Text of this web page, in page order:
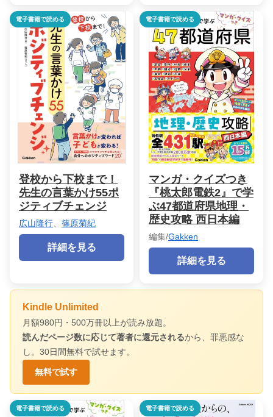
電子書籍で読める
登校から下校まで！
先生の言葉かけ55ポ
ジティブチェンジ
広山隆行 篠原菊紀
詳細を見る
電子書籍で読める
マンガ・クイズつき
『桃太郎電鉄2』で学
ぶ47都道府県地理・
歴史攻略 西日本編
編集/Gakken
詳細を見る
Kindle Unlimited
月額980円・500万冊以上が読み放題。
読んだページ数に応じて著者に還元されるから、罪悪感な
し。30日間無料で試せます。
無料で試す
電子書籍で読める 電子書籍で読める